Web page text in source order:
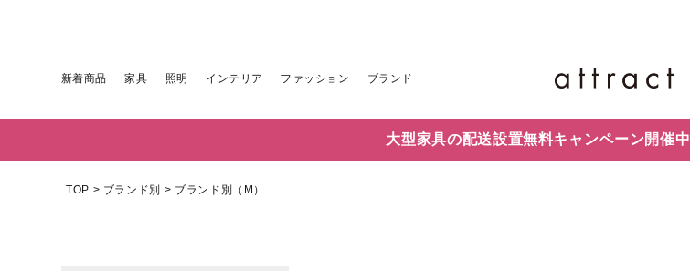
新着商品 家具 照明 インテリア ファッション ブランド
大型家具の配送設置無料キャンペーン開催中
TOP ブランド別 ブランド別（M）